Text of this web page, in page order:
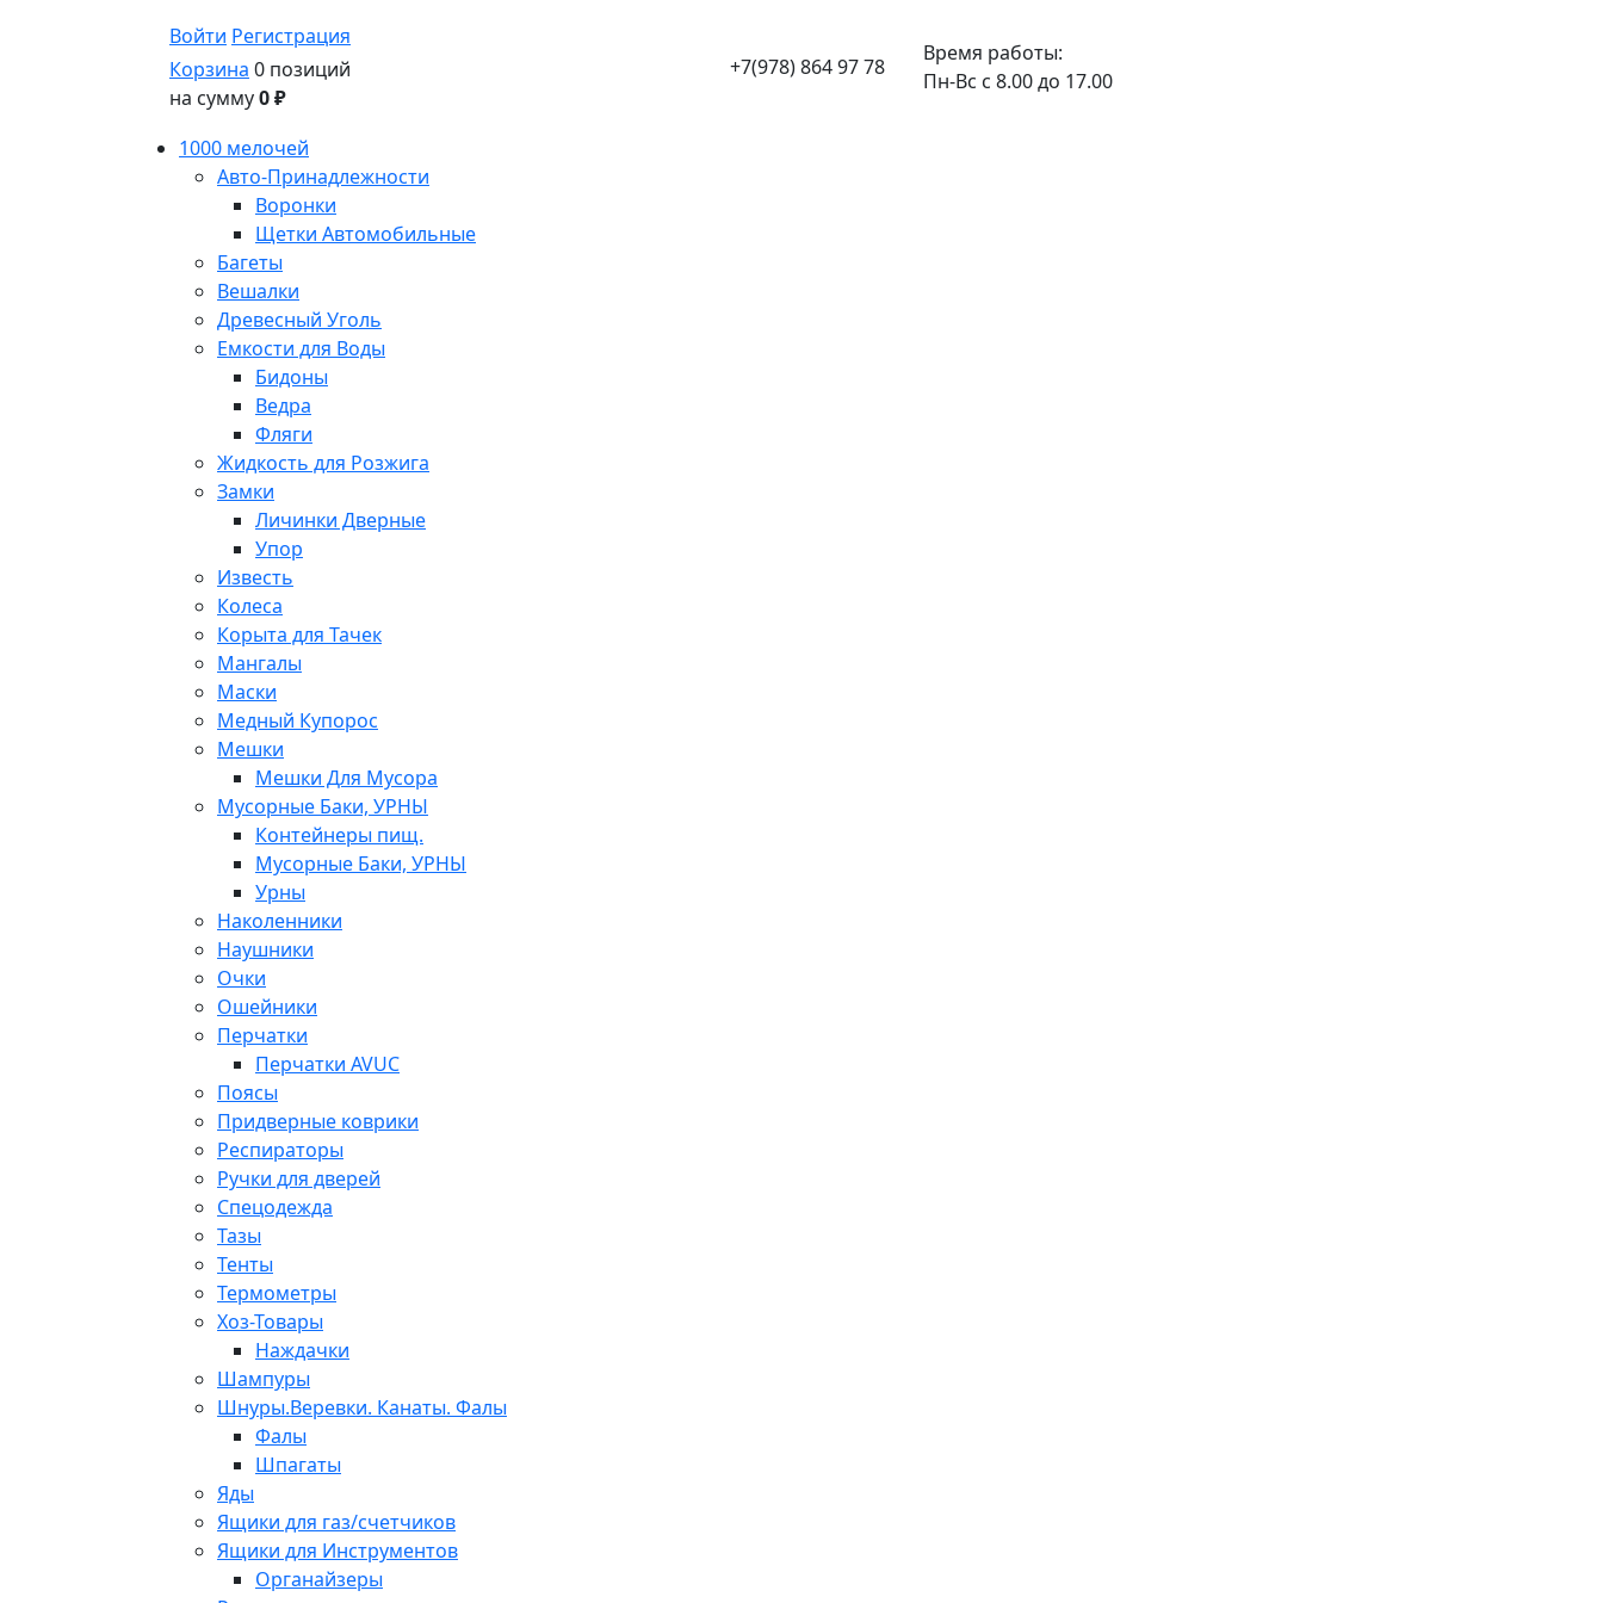
Войти Регистрация
Корзина 0 позиций
на сумму0 ₽
+7(978) 864 97 78
Время работы:
Пн-Вс с 8.00 до 17.00
1000 мелочей
Авто-Принадлежности
Воронки
Щетки Автомобильные
Багеты
Вешалки
Древесный Уголь
Емкости для Воды
Бидоны
Ведра
Фляги
Жидкость для Розжига
Замки
Личинки Дверные
Упор
Известь
Колеса
Корыта для Тачек
Мангалы
Маски
Медный Купорос
Мешки
Мешки Для Мусора
Мусорные Баки, УРНЫ
Контейнеры пищ.
Мусорные Баки, УРНЫ
Урны
Наколенники
Наушники
Очки
Ошейники
Перчатки
Перчатки AVUC
Поясы
Придверные коврики
Респираторы
Ручки для дверей
Спецодежда
Тазы
Тенты
Термометры
Хоз-Товары
Наждачки
Шампуры
Шнуры.Веревки. Канаты. Фалы
Фалы
Шпагаты
Яды
Ящики для газ/счетчиков
Ящики для Инструментов
Органайзеры